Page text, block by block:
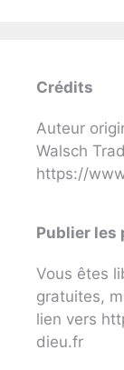
Crédits
Auteur
Walsch
https://
Publier les
Vous êtes
gratuites,
lien vers
dieu.fr